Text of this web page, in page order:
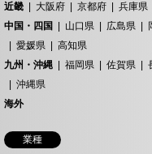
近畿
大阪府 京都府 兵庫県
中国・四国
山口県 広島県
愛媛県
高知県
九州・沖縄
福岡県 佐賀県
沖縄県
海外
業種